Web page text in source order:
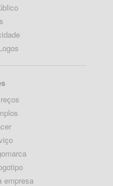
empresa